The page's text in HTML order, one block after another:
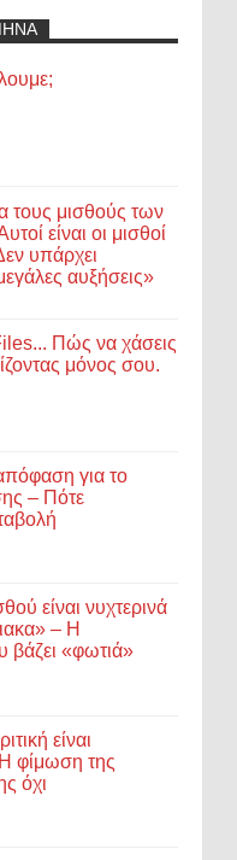
τους μισθούς των
είναι οι μισθοί
υπάρχει
αυξήσεις»
Πώς να χάσεις
μόνος σου.
για το
– Πότε
είναι νυχτερινά
– Η
βάζει «φωτιά»
είναι
φίμωση της
όχι